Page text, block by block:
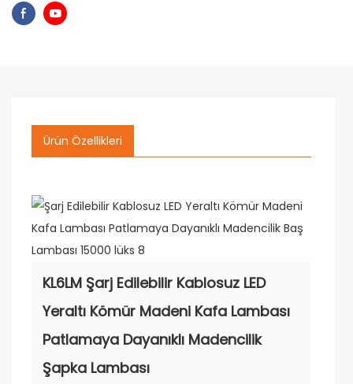
Ürün Özellikleri
KL6LM Şarj Edilebilir Kablosuz LED
Yeraltı Kömür Madeni Kafa Lambası
Patlamaya Dayanıklı Madencilik
Şapka Lambası